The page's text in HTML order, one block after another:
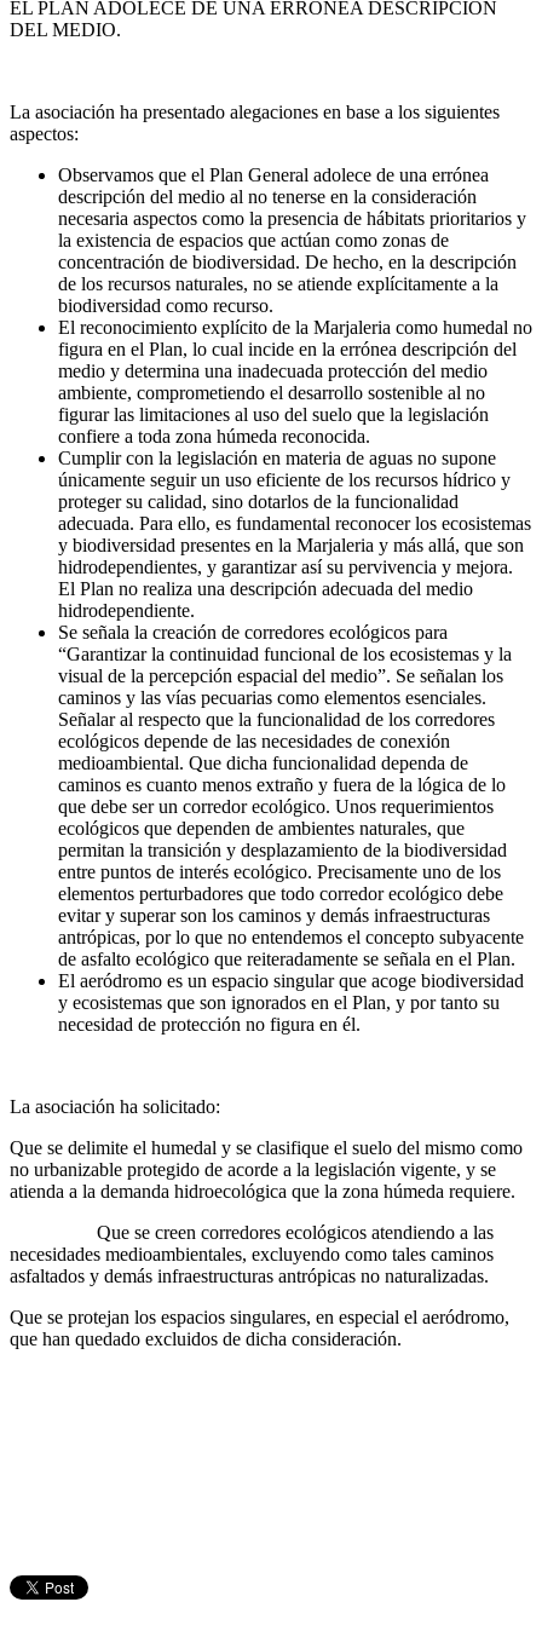
EL PLAN ADOLECE DE UNA ERRÓNEA DESCRIPCIÓN
DEL MEDIO.
La asociación ha presentado alegaciones en base a los siguientes
aspectos:
Observamos que el Plan General adolece de una errónea
descripción del medio al no tenerse en la consideración
necesaria aspectos como la presencia de hábitats prioritarios y
la existencia de espacios que actúan como zonas de
concentración de biodiversidad. De hecho, en la descripción
de los recursos naturales, no se atiende explícitamente a la
biodiversidad como recurso.
El reconocimiento explícito de la Marjaleria como humedal no
figura en el Plan, lo cual incide en la errónea descripción del
medio y determina una inadecuada protección del medio
ambiente, comprometiendo el desarrollo sostenible al no
figurar las limitaciones al uso del suelo que la legislación
confiere a toda zona húmeda reconocida.
Cumplir con la legislación en materia de aguas no supone
únicamente seguir un uso eficiente de los recursos hídrico y
proteger su calidad, sino dotarlos de la funcionalidad
adecuada. Para ello, es fundamental reconocer los ecosistemas
y biodiversidad presentes en la Marjaleria y más allá, que son
hidrodependientes, y garantizar así su pervivencia y mejora.
El Plan no realiza una descripción adecuada del medio
hidrodependiente.
Se señala la creación de corredores ecológicos para
“Garantizar la continuidad funcional de los ecosistemas y la
visual de la percepción espacial del medio”. Se señalan los
caminos y las vías pecuarias como elementos esenciales.
Señalar al respecto que la funcionalidad de los corredores
ecológicos depende de las necesidades de conexión
medioambiental. Que dicha funcionalidad dependa de
caminos es cuanto menos extraño y fuera de la lógica de lo
que debe ser un corredor ecológico. Unos requerimientos
ecológicos que dependen de ambientes naturales, que
permitan la transición y desplazamiento de la biodiversidad
entre puntos de interés ecológico. Precisamente uno de los
elementos perturbadores que todo corredor ecológico debe
evitar y superar son los caminos y demás infraestructuras
antrópicas, por lo que no entendemos el concepto subyacente
de asfalto ecológico que reiteradamente se señala en el Plan.
El aeródromo es un espacio singular que acoge biodiversidad
y ecosistemas que son ignorados en el Plan, y por tanto su
necesidad de protección no figura en él.
La asociación ha solicitado:
Que se delimite el humedal y se clasifique el suelo del mismo como
no urbanizable protegido de acorde a la legislación vigente, y se
atienda a la demanda hidroecológica que la zona húmeda requiere.
Que se creen corredores ecológicos atendiendo a las
necesidades medioambientales, excluyendo como tales caminos
asfaltados y demás infraestructuras antrópicas no naturalizadas.
Que se protejan los espacios singulares, en especial el aeródromo,
que han quedado excluidos de dicha consideración.